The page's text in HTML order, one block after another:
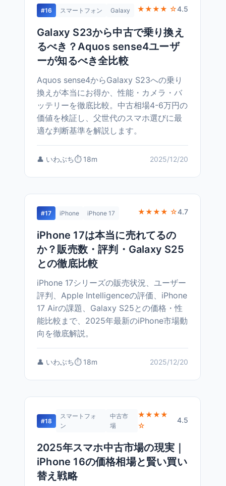
#16 スマートフォン Galaxy ★★★★ ☆4.5
Galaxy S23から中古で乗り換え
るべき？Aquos sense4ユーザ
ーが知るべき全比較
Aquos sense4からGalaxy S23への乗り
換えが本当にお得か、性能・カメラ・バ
ッテリーを徹底比較。中古相場4-6万円の
価値を検証し、父世代のスマホ選びに最
適な判断基準を解説します。
👤 いわぶち⏱️ 18m 2025/12/20
#17 iPhone iPhone 17 ★★★★ ☆4.7
iPhone 17は本当に売れてるの
か？販売数・評判・Galaxy S25
との徹底比較
iPhone 17シリーズの販売状況、ユーザー
評判、Apple Intelligenceの評価、iPhone
17 Airの課題、Galaxy S25との価格・性
能比較まで、2025年最新のiPhone市場動
向を徹底解説。
👤 いわぶち⏱️ 18m 2025/12/20
#18
スマートフォ
ン
中古市
場
★★★★
☆
4.5
2025年スマホ中古市場の現実｜
iPhone 16の価格相場と賢い買い
替え戦略